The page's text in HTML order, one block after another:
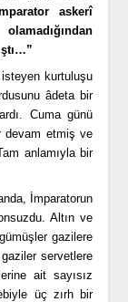
askerî
kurtuluşu
âdeta bir
Cuma günü
devam etmiş ve
anlamıyla bir
İmparatorun
Altın ve
gazilere
servetlere
ait sayısız
üç zırh bir